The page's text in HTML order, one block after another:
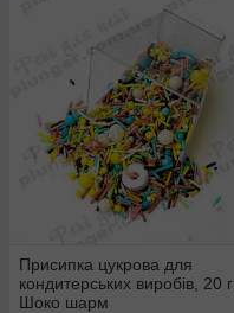
Присипка цукрова для
кондитерських виробів, 20 г
Шоко шарм